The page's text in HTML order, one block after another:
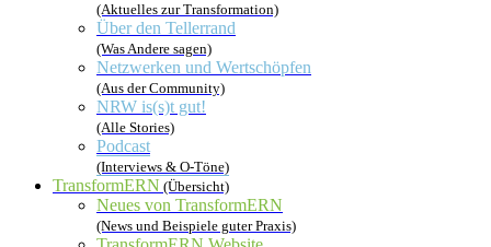
(Aktuelles zur Transformation)
Über den Tellerrand
(Was Andere sagen)
Netzwerken und Wertschöpfen
(Aus der Community)
NRW is(s)t gut!
(Alle Stories)
Podcast
(Interviews & O-Töne)
TransformERN (Übersicht)
Neues von TransformERN
(News und Beispiele guter Praxis)